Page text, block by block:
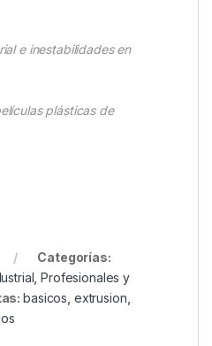
e inestabilidades en
plásticas de
Categorías:
,Profesionales y
basicos extrusion